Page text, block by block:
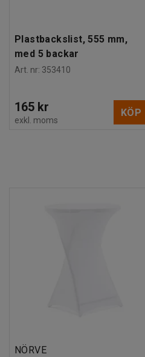
Plastbackslist, 555 mm,
med 5 backar
Art. nr: 353410
165 kr
exkl. moms
KÖP
NÖRVE